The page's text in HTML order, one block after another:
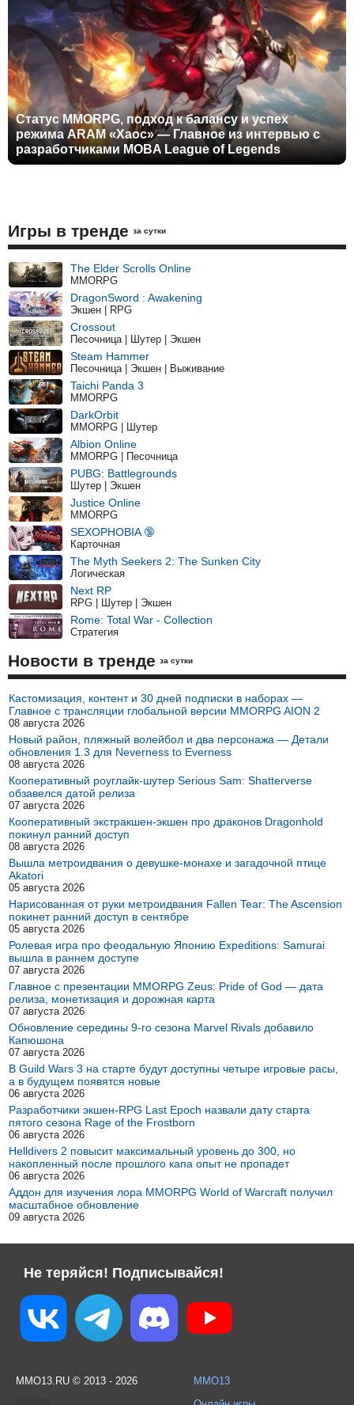
Статус MMORPG, подход к балансу и успех
режима ARAM «Хаос» — Главное из интервью с
разработчиками MOBA League of Legends
Игры в тренде за сутки
The Elder Scrolls Online
MMORPG
DragonSword : Awakening
Экшен | RPG
Crossout
Песочница | Шутер | Экшен
Steam Hammer
Песочница | Экшен | Выживание
Taichi Panda 3
MMORPG
DarkOrbit
MMORPG | Шутер
Albion Online
MMORPG | Песочница
PUBG: Battlegrounds
Шутер | Экшен
Justice Online
MMORPG
SEXOPHOBIA 🔞
Карточная
The Myth Seekers 2: The Sunken City
Логическая
Next RP
RPG | Шутер | Экшен
Rome: Total War - Collection
Стратегия
Новости в тренде за сутки
Кастомизация, контент и 30 дней подписки в наборах —
Главное с трансляции глобальной версии MMORPG AION 2
08 августа 2026
Новый район, пляжный волейбол и два персонажа — Детали
обновления 1.3 для Neverness to Everness
08 августа 2026
Кооперативный роуглайк-шутер Serious Sam: Shatterverse
обзавелся датой релиза
07 августа 2026
Кооперативный экстракшен-экшен про драконов Dragonhold
покинул ранний доступ
08 августа 2026
Вышла метроидвания о девушке-монахе и загадочной птице
Akatori
05 августа 2026
Нарисованная от руки метроидвания Fallen Tear: The Ascension
покинет ранний доступ в сентябре
05 августа 2026
Ролевая игра про феодальную Японию Expeditions: Samurai
вышла в раннем доступе
07 августа 2026
Главное с презентации MMORPG Zeus: Pride of God — дата
релиза, монетизация и дорожная карта
07 августа 2026
Обновление середины 9-го сезона Marvel Rivals добавило
Капюшона
07 августа 2026
В Guild Wars 3 на старте будут доступны четыре игровые расы,
а в будущем появятся новые
06 августа 2026
Разработчики экшен-RPG Last Epoch назвали дату старта
пятого сезона Rage of the Frostborn
06 августа 2026
Helldivers 2 повысит максимальный уровень до 300, но
накопленный после прошлого капа опыт не пропадет
06 августа 2026
Аддон для изучения лора MMORPG World of Warcraft получил
масштабное обновление
09 августа 2026
Не теряйся! Подписывайся!
MMO13.RU © 2013 - 2026
MMO13